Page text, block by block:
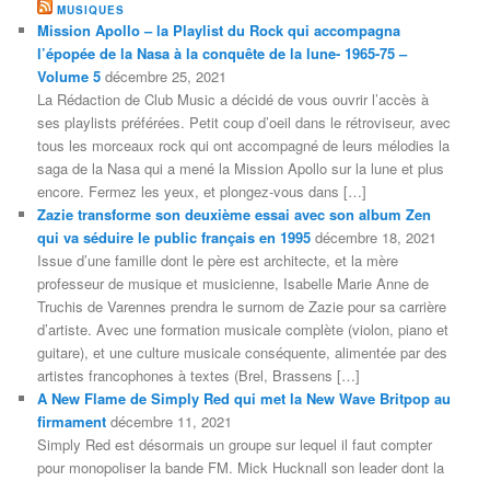
MUSIQUES
Mission Apollo – la Playlist du Rock qui accompagna
l’épopée de la Nasa à la conquête de la lune- 1965-75 –
Volume 5 décembre 25, 2021
La Rédaction de Club Music a décidé de vous ouvrir l’accès à
ses playlists préférées. Petit coup d’oeil dans le rétroviseur, avec
tous les morceaux rock qui ont accompagné de leurs mélodies la
saga de la Nasa qui a mené la Mission Apollo sur la lune et plus
encore. Fermez les yeux, et plongez-vous dans […]
Zazie transforme son deuxième essai avec son album Zen
qui va séduire le public français en 1995 décembre 18, 2021
Issue d’une famille dont le père est architecte, et la mère
professeur de musique et musicienne, Isabelle Marie Anne de
Truchis de Varennes prendra le surnom de Zazie pour sa carrière
d’artiste. Avec une formation musicale complète (violon, piano et
guitare), et une culture musicale conséquente, alimentée par des
artistes francophones à textes (Brel, Brassens […]
A New Flame de Simply Red qui met la New Wave Britpop au
firmament décembre 11, 2021
Simply Red est désormais un groupe sur lequel il faut compter
pour monopoliser la bande FM. Mick Hucknall son leader dont la